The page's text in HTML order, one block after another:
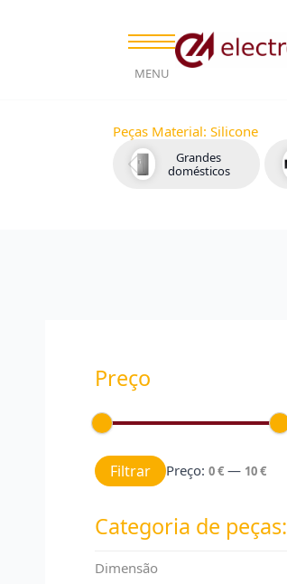
MENU
Peças Material: Silicone
Grandes
domésticos
Preço
Preço mínimo
Preço máximo
Filtrar Preço: 0 € — 10 €
Categoria de peças:
Dimensão